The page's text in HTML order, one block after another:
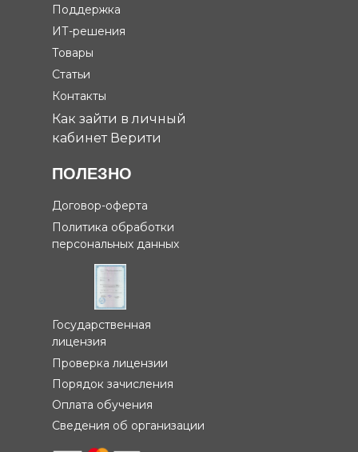
Государственная
лицензия
Сведения об организации
Проверка лицензии
Как зайти в личный
кабинет Верити
ПОЛЕЗНО
Статьи
Контакты
Договор-оферта
Политика обработки
персональных данных
Поддержка
ИТ-решения
Товары
Порядок зачисления
Оплата обучения